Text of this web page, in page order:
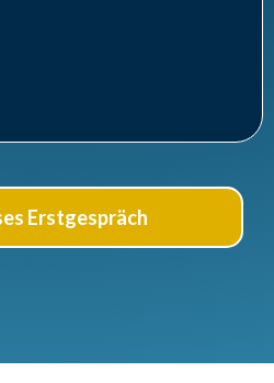
Erstgespräch